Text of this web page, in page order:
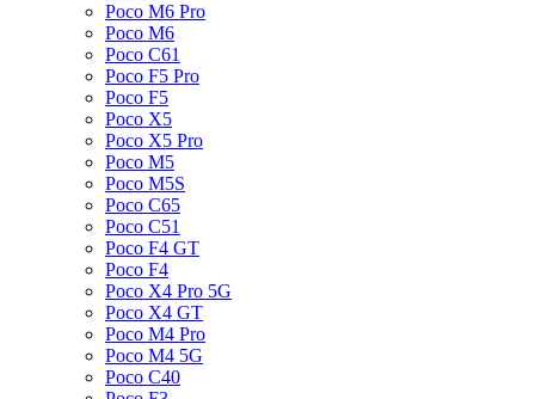
Poco M6 Pro
Poco M6
Poco C61
Poco F5 Pro
Poco F5
Poco X5
Poco X5 Pro
Poco M5
Poco M5S
Poco C65
Poco C51
Poco F4 GT
Poco F4
Poco X4 Pro 5G
Poco X4 GT
Poco M4 Pro
Poco M4 5G
Poco C40